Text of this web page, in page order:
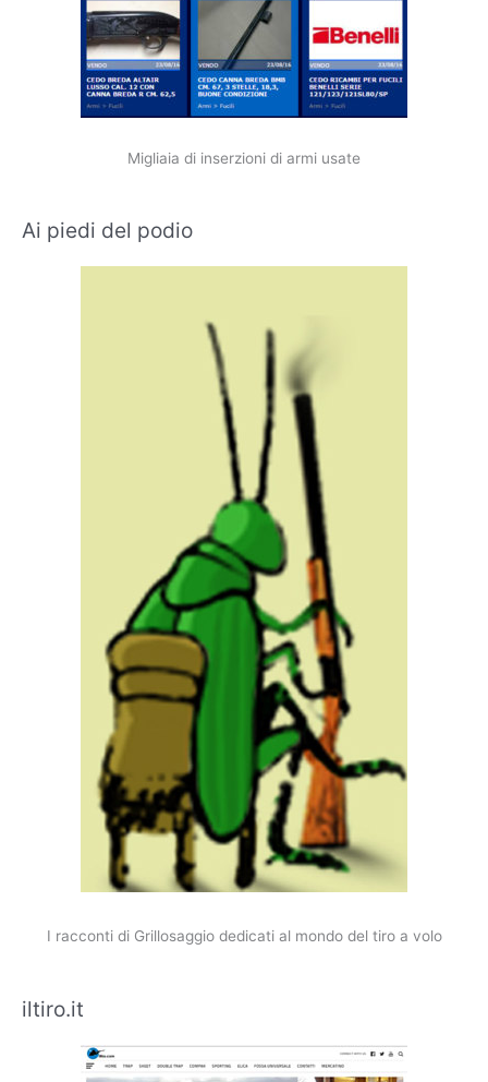
Migliaia di inserzioni di armi usate
Ai piedi del podio
I racconti di Grillosaggio dedicati al mondo del tiro a volo
iltiro.it